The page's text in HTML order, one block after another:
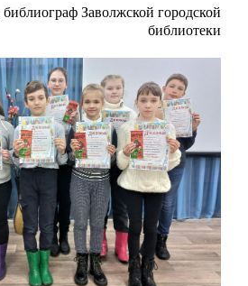
библиограф Заволжской городской
библиотеки